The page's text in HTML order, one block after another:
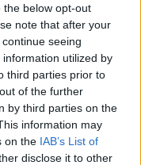
the below opt-out
note that after your
seeing
utilized by
third parties prior to
of the further
by third parties on the
information may
on the IAB’s List of
disclose it to other
για μία
συνεδρίαση.
ο Στέφανος
και κάποιες
και